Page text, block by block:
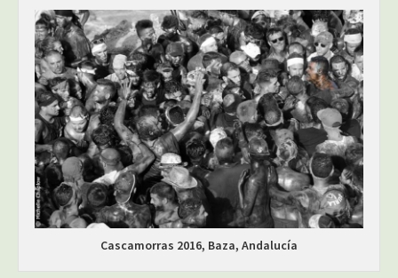
Cascamorras 2016, Baza, Andalucía